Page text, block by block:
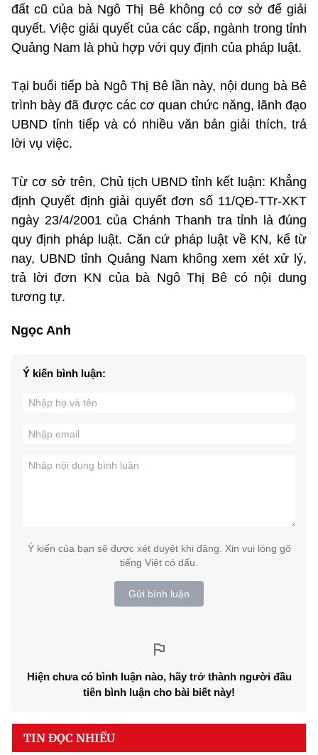
đất cũ của bà Ngô Thị Bê không có cơ sở để giải
quyết. Việc giải quyết của các cấp, ngành trong tỉnh
Quảng Nam là phù hợp với quy định của pháp luật.
Tại buổi tiếp bà Ngô Thị Bê lần này, nội dung bà Bê
trình bày đã được các cơ quan chức năng, lãnh đạo
UBND tỉnh tiếp và có nhiều văn bản giải thích, trả
lời vụ việc.
Từ cơ sở trên, Chủ tịch UBND tỉnh kết luận: Khẳng
định Quyết định giải quyết đơn số 11/QĐ-TTr-XKT
ngày 23/4/2001 của Chánh Thanh tra tỉnh là đúng
quy định pháp luật. Căn cứ pháp luật về KN, kể từ
nay, UBND tỉnh Quảng Nam không xem xét xử lý,
trả lời đơn KN của bà Ngô Thị Bê có nội dung
tương tự.
Ngọc Anh
Ý kiến bình luận:
Ý kiến của bạn sẽ được xét duyệt khi đăng. Xin vui lòng gõ
tiếng Việt có dấu.
Gửi bình luận
Hiện chưa có bình luận nào, hãy trở thành người đầu
tiên bình luận cho bài biết này!
TIN ĐỌC NHIỀU